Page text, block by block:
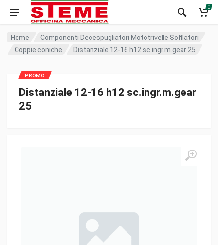
0
Home
Componenti Decespugliatori Mototrivelle Soffiatori
Coppie coniche
Distanziale 12-16 h12 sc.ingr.m.gear 25
Distanziale 12-16 h12 sc.ingr.m.gear
25